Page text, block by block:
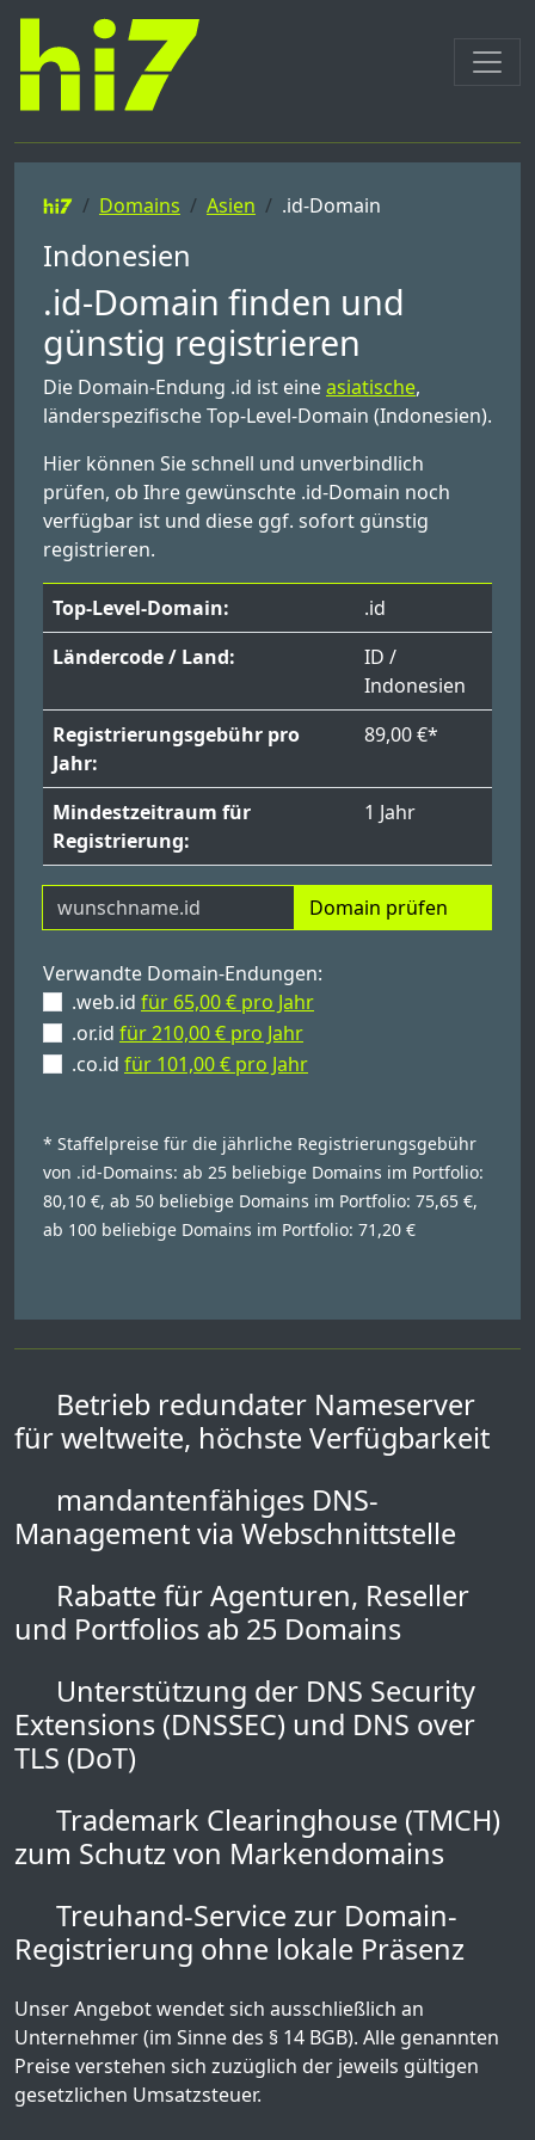
Domains Asien .id-Domain
Indonesien
.id-Domain finden und
günstig registrieren
Die Domain-Endung .id ist eineasiatische,
länderspezifische Top-Level-Domain (Indonesien).
Hier können Sie schnell und unverbindlich
prüfen, ob Ihre gewünschte .id-Domain noch
verfügbar ist und diese ggf. sofort günstig
registrieren.
Top-Level-Domain:
.id
Ländercode / Land:
ID /
Indonesien
Registrierungsgebühr pro
Jahr:
89,00 €*
Mindestzeitraum für
Registrierung:
1 Jahr
Domain prüfen
Verwandte Domain-Endungen:
.web.id für 65,00 € pro Jahr
.or.id für 210,00 € pro Jahr
.co.id für 101,00 € pro Jahr
* Staffelpreise für die jährliche Registrierungsgebühr
von .id-Domains: ab 25 beliebige Domains im Portfolio:
80,10 €, ab 50 beliebige Domains im Portfolio: 75,65 €,
ab 100 beliebige Domains im Portfolio: 71,20 €
Betrieb redundater Nameserver
für weltweite, höchste Verfügbarkeit
mandantenfähiges DNS-
Management via Webschnittstelle
Rabatte für Agenturen, Reseller
und Portfolios ab 25 Domains
Unterstützung der DNS Security
Extensions (DNSSEC) und DNS over
TLS (DoT)
Trademark Clearinghouse (TMCH)
zum Schutz von Markendomains
Treuhand-Service zur Domain-
Registrierung ohne lokale Präsenz
Unser Angebot wendet sich ausschließlich an
Unternehmer (im Sinne des § 14 BGB). Alle genannten
Preise verstehen sich zuzüglich der jeweils gültigen
gesetzlichen Umsatzsteuer.